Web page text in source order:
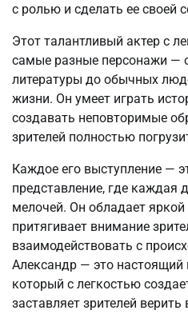
с ролью и сделать ее своей
Этот талантливый актер с
самые разные персонажи —
литературы до обычных
жизни. Он умеет играть
создавать неповторимые
зрителей полностью
Каждое его выступление —
представление, где каждая
мелочей. Он обладает
притягивает внимание
взаимодействовать с
Александр — это настоящий
который с легкостью
заставляет зрителей верить